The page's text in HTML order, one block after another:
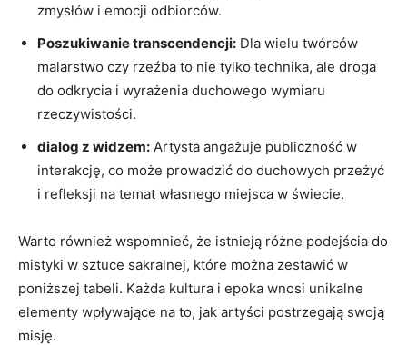
zmysłów i emocji odbiorców.
Poszukiwanie transcendencji: Dla wielu twórców
malarstwo czy rzeźba to nie tylko technika, ale droga
do odkrycia i wyrażenia duchowego wymiaru
rzeczywistości.
dialog z widzem: Artysta angażuje publiczność w
interakcję, co może prowadzić do duchowych przeżyć
i refleksji na temat własnego miejsca w świecie.
Warto również wspomnieć, że istnieją różne podejścia do
mistyki w sztuce sakralnej, które można zestawić w
poniższej tabeli. Każda kultura i epoka wnosi unikalne
elementy wpływające na to, jak artyści postrzegają swoją
misję.